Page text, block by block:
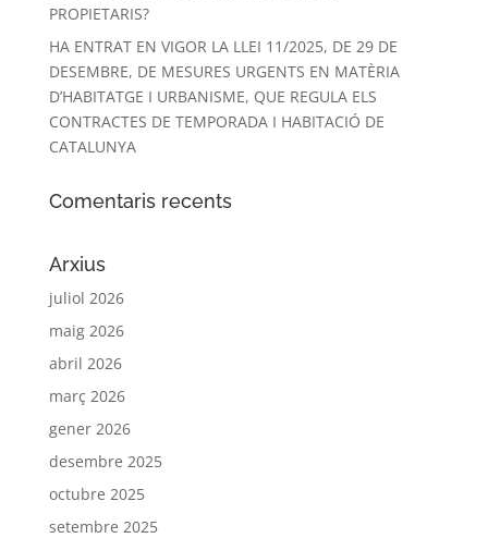
PROPIETARIS?
HA ENTRAT EN VIGOR LA LLEI 11/2025, DE 29 DE
DESEMBRE, DE MESURES URGENTS EN MATÈRIA
D’HABITATGE I URBANISME, QUE REGULA ELS
CONTRACTES DE TEMPORADA I HABITACIÓ DE
CATALUNYA
Comentaris recents
Arxius
juliol 2026
maig 2026
abril 2026
març 2026
gener 2026
desembre 2025
octubre 2025
setembre 2025